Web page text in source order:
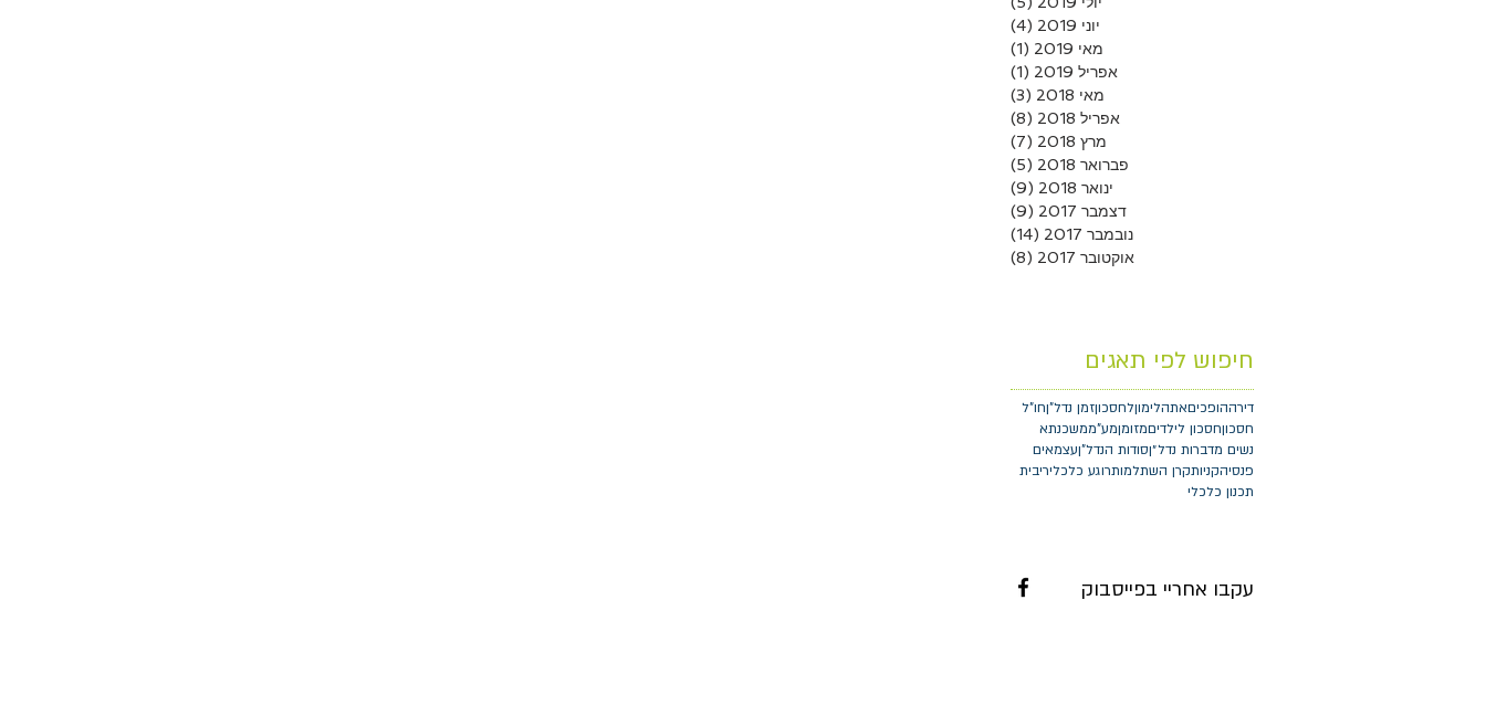
יוני 2019
(4)
מאי 2019
(1)
אפריל 2019
(1)
מאי 2018
(3)
אפריל 2018
(8)
מרץ 2018
(7)
פברואר 2018
(5)
ינואר 2018
(9)
דצמבר 2017
(9)
נובמבר 2017
(14)
אוקטובר 2017
(8)
חיפוש לפי תאגים
דירההופכיםאתהלימוןלחסכוןזמן נדל"ןחו"ל
חסכוןחסכון לילדיםמזומןמע"ממשכנתא
נשים מדברות נדל״ןסודות הנדל"ןעצמאים
פנסיהקניותקרן השתלמותרוגע כלכליריבית
תכנון כלכלי
עקבו אחריי בפייסבוק